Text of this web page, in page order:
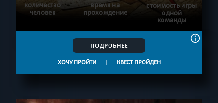
количество
человек
время на
прохождение
стоимость игры
одной
команды
ПОДРОБНЕЕ
ХОЧУ ПРОЙТИ | КВЕСТ ПРОЙДЕН